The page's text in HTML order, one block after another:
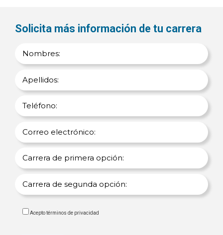
Solicita más información de tu carrera
Acepto términos de privacidad